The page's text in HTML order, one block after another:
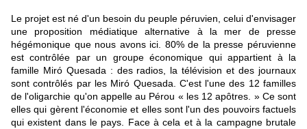
Le projet est né d'un besoin du peuple péruvien, celui d'envisager
une proposition médiatique alternative à la mer de presse
hégémonique que nous avons ici. 80% de la presse péruvienne
est contrôlée par un groupe économique qui appartient à la
famille Miró Quesada : des radios, la télévision et des journaux
sont contrôlés par les Miró Quesada. C'est l'une des 12 familles
de l'oligarchie qu'on appelle au Pérou « les 12 apôtres. » Ce sont
elles qui gèrent l'économie et elles sont l'un des pouvoirs factuels
qui existent dans le pays. Face à cela et à la campagne brutale